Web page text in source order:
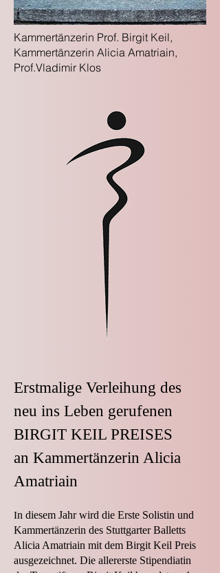
Kammertänzerin Prof. Birgit Keil,
Kammertänzerin Alicia Amatriain,
Prof.Vladimir Klos
Erstmalige Verleihung des
neu ins Leben gerufenen
BIRGIT KEIL PREISES
an Kammertänzerin Alicia
Amatriain
In diesem Jahr wird die Erste Solistin und
Kammertänzerin des Stuttgarter Balletts
Alicia Amatriain mit dem Birgit Keil Preis
ausgezeichnet. Die allererste Stipendiatin